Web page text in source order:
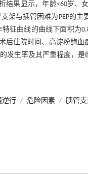
结果显示，年龄<60岁
与插管困难为PEP的主
曲线的曲线下面积为
住院时间、高淀粉酶
发生率及其严重程度，是
逆行 / 危险因素 / 胰管